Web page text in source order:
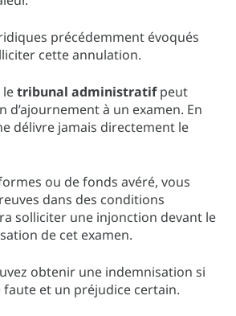
précédemment évoqués
cette annulation.
letribunal administratifpeut
d’ajournement à un examen. En
délivre jamais directement le
ou de fonds avéré, vous
dans des conditions
solliciter une injonction devant le
de cet examen.
obtenir une indemnisation si
et un préjudice certain.